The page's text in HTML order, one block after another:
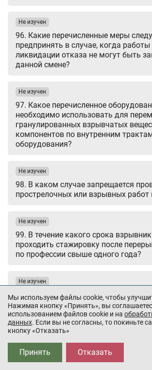
96. Какие перечисленные меры
предпринять в случае, когда работы
ликвидации отказа не могут быть
данной смене?
Не изучен
97. Какое перечисленное
необходимо использовать для
гранулированных взрывчатых
компонентов по внутренним
оборудования?
Не изучен
98. В каком случае запрещается
прострелочных или взрывных работ
Не изучен
99. В течение какого срока
проходить стажировку после
по профессии свыше одного года?
Не изучен
100. Когда проводится измерение
заземлителей?
Не изучен
101. Какие металлы разрешается
для деталей и узлов,
взрывчатыми веществами в составе
Не изучен
Мы используем файлы cookie, чтобы
Нажимая кнопку «Принять», вы
использованием файлов cookie и на
данных. Если вы не согласны, то покиньте
кнопку «Отказать»
Отказать
Принять